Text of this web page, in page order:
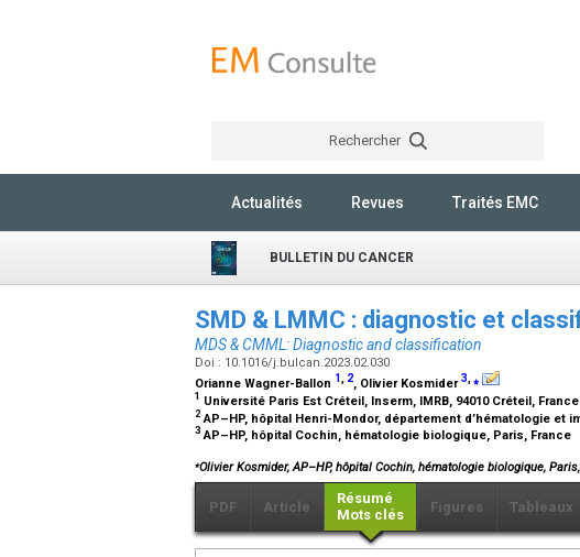
Rechercher
Actualités Revues Traités EMC
BULLETIN DU CANCER
SMD & LMMC : diagnostic et
MDS & CMML: Diagnostic and classification
Doi : 10.1016/j.bulcan.2023.02.030
Orianne Wagner-Ballon 1, 2, Olivier Kosmider3,⁎
1 Université Paris Est Créteil, Inserm, IMRB, 94010 Créteil, France
2 AP–HP, hôpital Henri-Mondor, département d’hématologie et
3 AP–HP, hôpital Cochin, hématologie biologique, Paris, France
⁎Olivier Kosmider, AP–HP, hôpital Cochin, hématologie biologique,
PDF Article
Résumé
Mots clés
Figures Tableaux